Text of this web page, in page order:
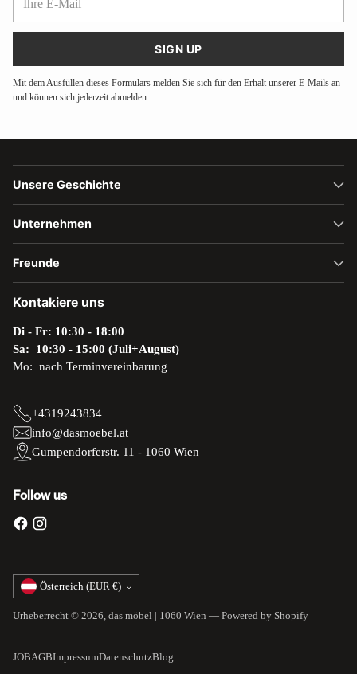
Mail
SIGN UP
Mit dem Ausfüllen dieses Formulars melden Sie sich für den Erhalt unserer E-Mails an
und können sich jederzeit abmelden.
Unsere Geschichte
Unternehmen
Freunde
Kontakiere uns
Di - Fr: 10:30 - 18:00
Sa: 10:30 - 15:00 (Juli+August)
Mo: nach Terminvereinbarung
+4319243834
info@dasmoebel.at
Gumpendorferstr. 11 - 1060 Wien
Follow us
Währung Österreich (EUR €)
Urheberrecht © 2026, das möbel | 1060 Wien — Powered by Shopify
JOBAGBImpressumDatenschutzBlog